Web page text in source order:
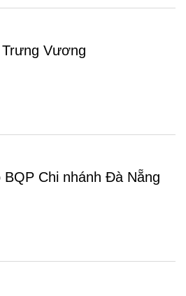
Vương
Chi nhánh Đà Nẵng